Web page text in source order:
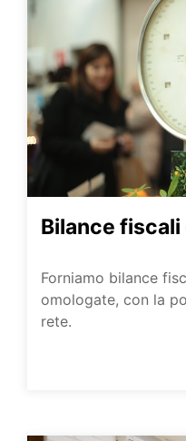
Bilance fiscali
Forniamo bilance
omologate, con la
rete.